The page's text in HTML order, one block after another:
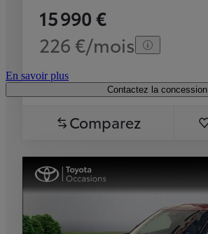
15 990 €
226 €/mois
En savoir plus
Contactez la concession
Comparez